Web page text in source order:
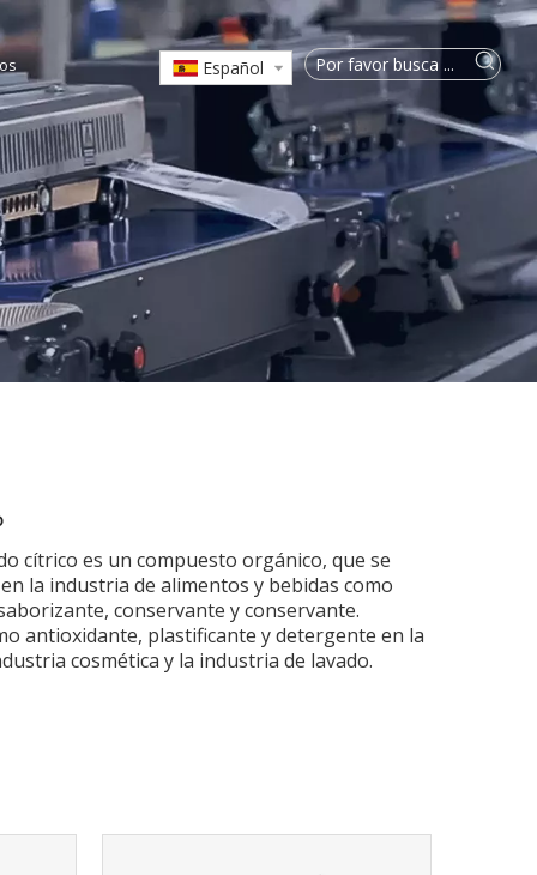
Español
cítrico es un compuesto orgánico, que se
la industria de alimentos y bebidas como
conservante y conservante.
antioxidante, plastificante y detergente en la
cosmética y la industria de lavado.